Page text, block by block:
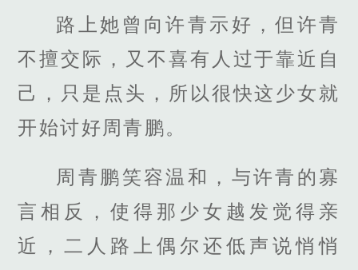
路上她曾向许青示好，但许青
不擅交际，又不喜有人过于靠近自
己，只是点头，所以很快这少女就
开始讨好周青鹏。
周青鹏笑容温和，与许青的寡
言相反，使得那少女越发觉得亲
近，二人路上偶尔还低声说悄悄